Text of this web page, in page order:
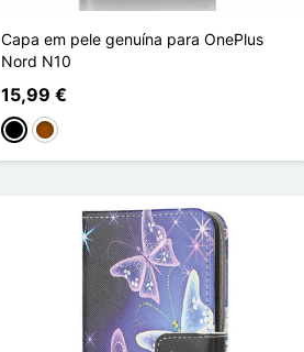
Capa em pele genuína para OnePlus
Nord N10
15,99 €
PretoCastanho